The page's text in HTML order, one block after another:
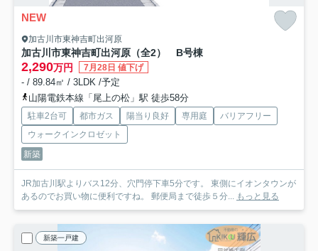
NEW
加古川市東神吉町出河原
加古川市東神吉町出河原（全2） B号棟
2,290万円 7月28日 値下げ
- / 89.84㎡ / 3LDK /予定
山陽電鉄本線「尾上の松」駅 徒歩58分
駐車2台可 都市ガス 陽当り良好 専用庭
バリアフリー
ウォークインクロゼット
新築
JR加古川駅よりバス12分、穴門停下車5分です。 東側にイオンタウンが
あるのでお買い物に便利ですね。 郵便局まで徒歩５分... もっと見る
新築一戸建